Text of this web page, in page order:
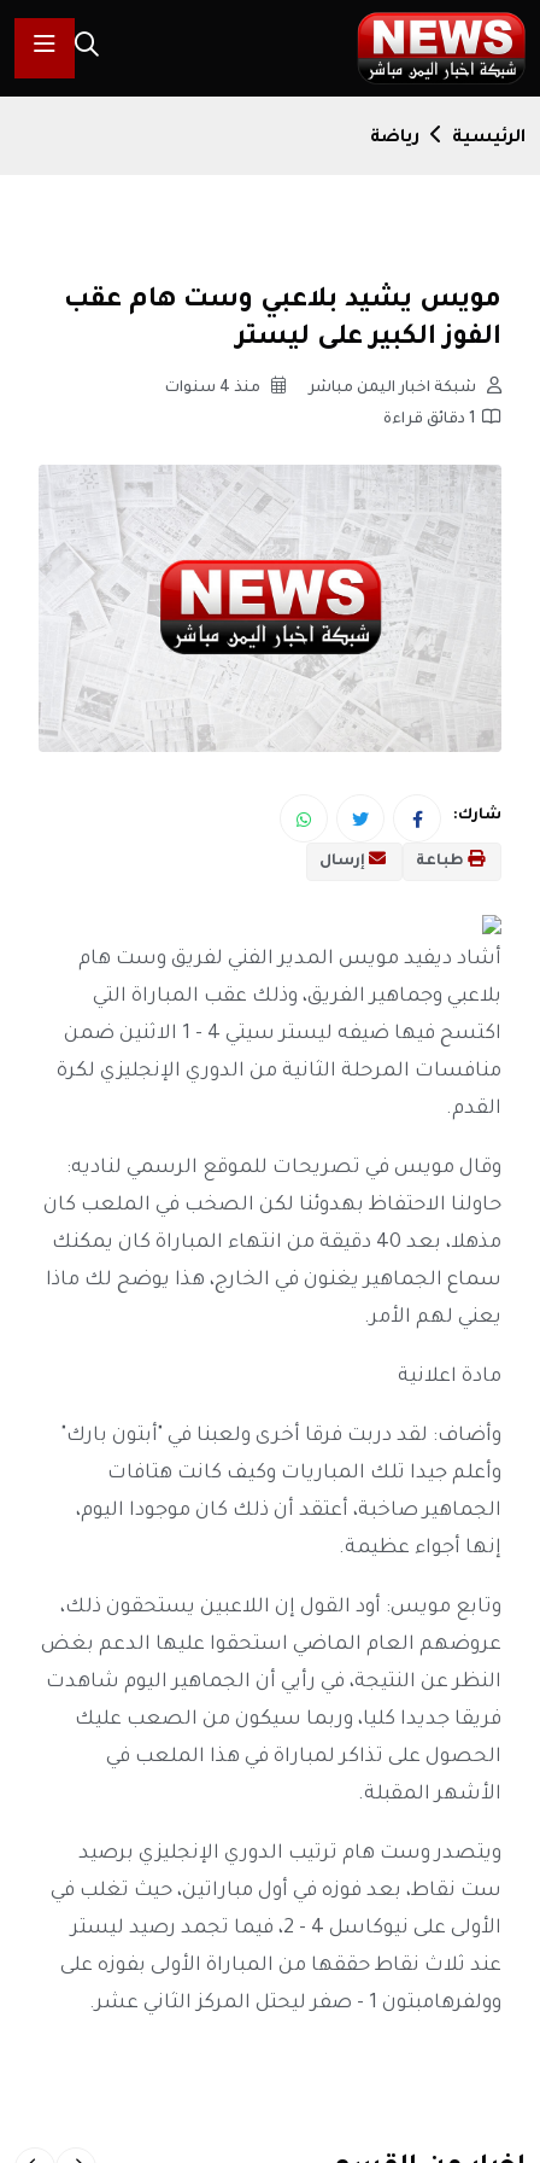
الرئيسية رياضة
مويس يشيد بلاعبي وست هام عقب
الفوز الكبير على ليستر
شبكة اخبار اليمن مباشر
منذ 4 سنوات
1 دقائق قراءة
شارك:
طباعة إرسال
أشاد ديفيد مويس المدير الفني لفريق وست هام
بلاعبي وجماهير الفريق، وذلك عقب المباراة التي
اكتسح فيها ضيفه ليستر سيتي 4 - 1 الاثنين ضمن
منافسات المرحلة الثانية من الدوري الإنجليزي لكرة
القدم.
وقال مويس في تصريحات للموقع الرسمي لناديه:
حاولنا الاحتفاظ بهدوئنا لكن الصخب في الملعب كان
مذهلا، بعد 40 دقيقة من انتهاء المباراة كان يمكنك
سماع الجماهير يغنون في الخارج، هذا يوضح لك ماذا
يعني لهم الأمر.
مادة اعلانية
وأضاف: لقد دربت فرقا أخرى ولعبنا في "أبتون بارك"
وأعلم جيدا تلك المباريات وكيف كانت هتافات
الجماهير صاخبة، أعتقد أن ذلك كان موجودا اليوم،
إنها أجواء عظيمة.
وتابع مويس: أود القول إن اللاعبين يستحقون ذلك،
عروضهم العام الماضي استحقوا عليها الدعم بغض
النظر عن النتيجة، في رأيي أن الجماهير اليوم شاهدت
فريقا جديدا كليا، وربما سيكون من الصعب عليك
الحصول على تذاكر لمباراة في هذا الملعب في
الأشهر المقبلة.
ويتصدر وست هام ترتيب الدوري الإنجليزي برصيد
ست نقاط، بعد فوزه في أول مباراتين، حيث تغلب في
الأولى على نيوكاسل 4 - 2، فيما تجمد رصيد ليستر
عند ثلاث نقاط حققها من المباراة الأولى بفوزه على
وولفرهامبتون 1 - صفر ليحتل المركز الثاني عشر.